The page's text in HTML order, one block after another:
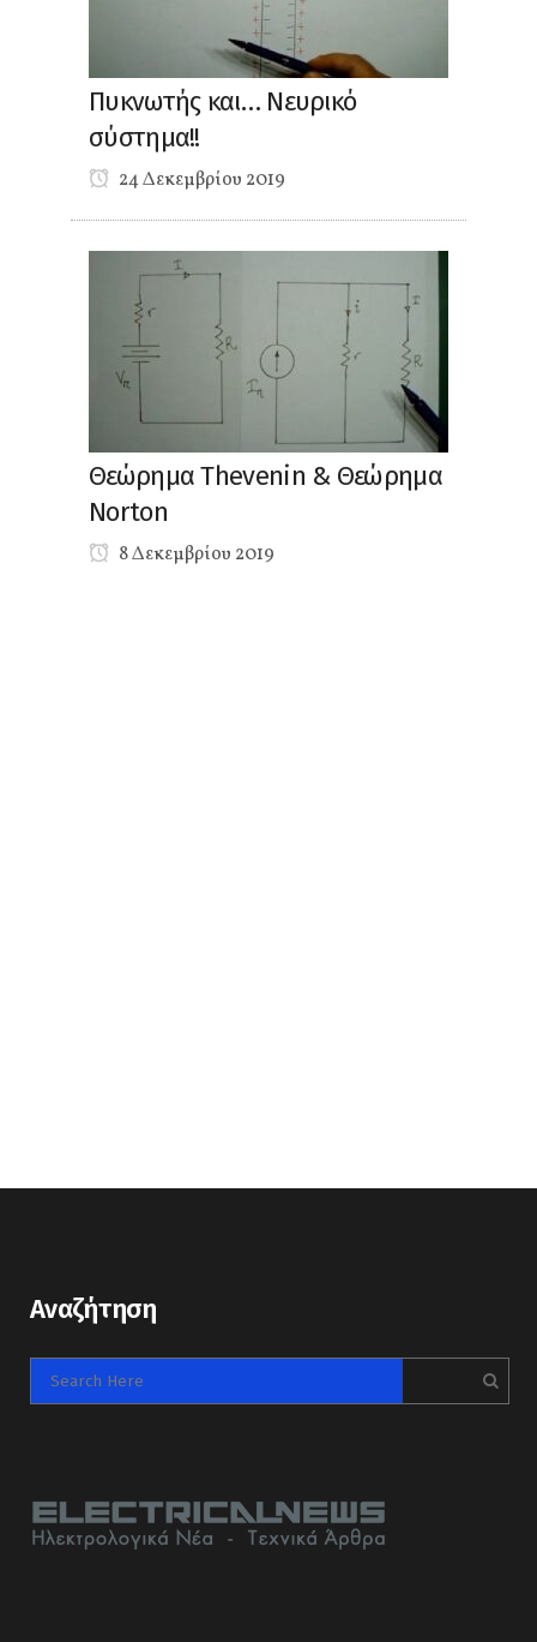
Πυκνωτής και… Νευρικό
σύστημα!!
24 Δεκεμβρίου 2019
Θεώρημα Thevenin & Θεώρημα
Norton
8 Δεκεμβρίου 2019
Αναζήτηση